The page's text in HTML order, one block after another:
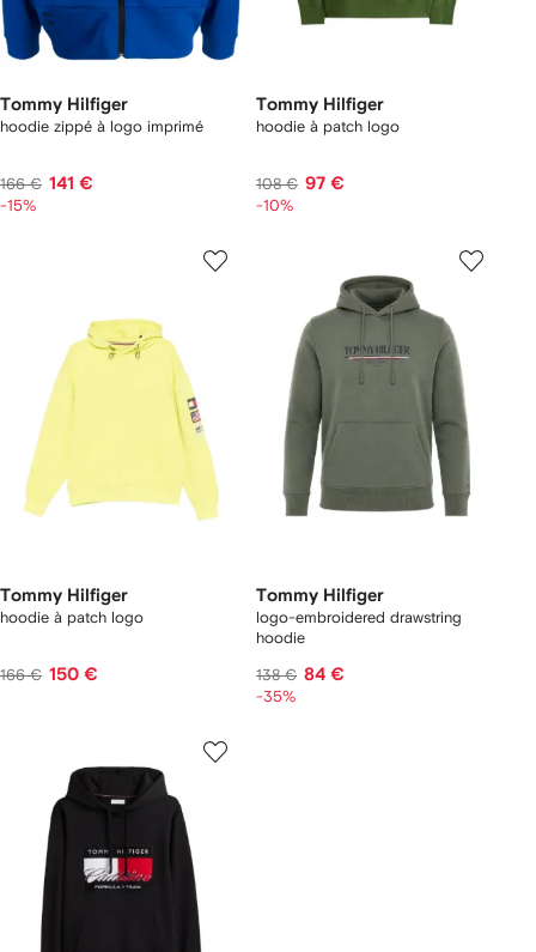
Tommy Hilfiger
hoodie zippé à logo imprimé
166 € 141 €
-15%
Tommy Hilfiger
hoodie à patch logo
108 € 97 €
-10%
Tommy Hilfiger
hoodie à patch logo
166 € 150 €
Tommy Hilfiger
logo-embroidered drawstring
hoodie
138 € 84 €
-35%